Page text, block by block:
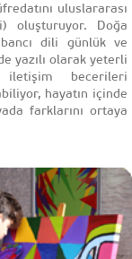
uluslararası
oluşturuyor. Doğa
dili günlük ve
yazılı olarak yeterli
iletişim becerileri
hayatın içinde
farklarını ortaya